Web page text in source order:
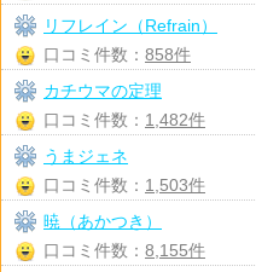
リフレイン（Refrain）
口コミ件数： 858件
カチウマの定理
口コミ件数： 1,482件
うまジェネ
口コミ件数： 1,503件
暁（あかつき）
口コミ件数： 8,155件